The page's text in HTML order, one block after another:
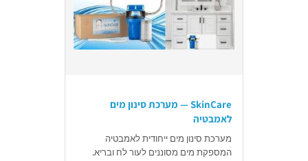
SkinCare — מערכת סינון מים
לאמבטיה
מערכת סינון מים ייחודית לאמבטיה
המספקת מים מסוננים לעור לח ובריא.